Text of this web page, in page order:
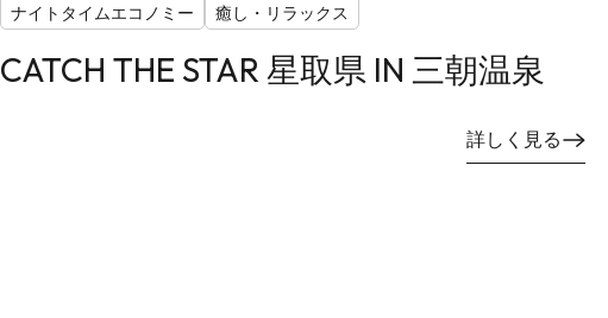
ナイトタイムエコノミー
癒し・リラックス
CATCH THE STAR 星取県 IN 三朝温泉
詳しく見る